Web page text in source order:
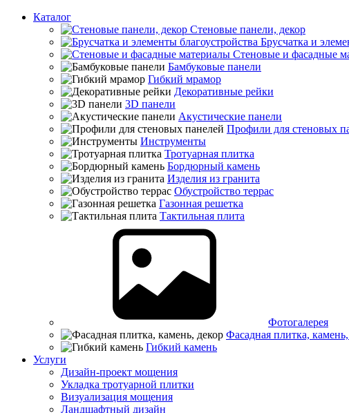
Каталог
Стеновые панели, декор
Брусчатка и
Стеновые и фасадные
Бамбуковые панели
Гибкий мрамор
Декоративные рейки
3D панели
Акустические панели
Профили для стеновых
Инструменты
Тротуарная плитка
Бордюрный камень
Изделия из гранита
Обустройство террас
Газонная решетка
Тактильная плита
Фотогалерея
Фасадная плитка,
Гибкий камень
Услуги
Дизайн-проект мощения
Укладка тротуарной плитки
Визуализация мощения
Ландшафтный дизайн